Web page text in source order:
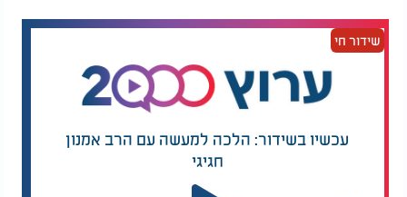
שידור חי
עכשיו בשידור: הלכה למעשה עם הרב אמנון
חגיגי